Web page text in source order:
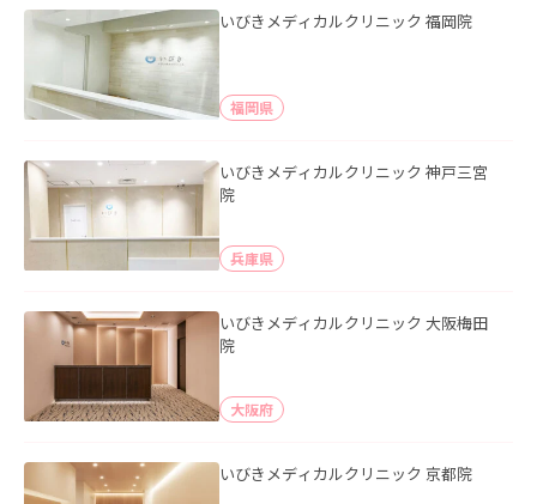
いびきメディカルクリニック 福岡院
福岡県
いびきメディカルクリニック 神戸三宮
院
兵庫県
いびきメディカルクリニック 大阪梅田
院
大阪府
いびきメディカルクリニック 京都院